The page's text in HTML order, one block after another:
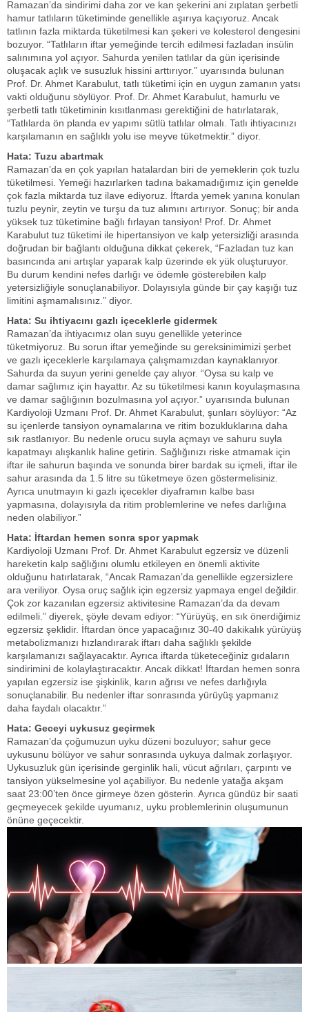
Ramazan’da sindirimi daha zor ve kan şekerini ani zıplatan şerbetli
hamur tatlıların tüketiminde genellikle aşırıya kaçıyoruz. Ancak
tatlının fazla miktarda tüketilmesi kan şekeri ve kolesterol dengesini
bozuyor. “Tatlıların iftar yemeğinde tercih edilmesi fazladan insülin
salınımına yol açıyor. Sahurda yenilen tatlılar da gün içerisinde
oluşacak açlık ve susuzluk hissini arttırıyor.” uyarısında bulunan
Prof. Dr. Ahmet Karabulut, tatlı tüketimi için en uygun zamanın yatsı
vakti olduğunu söylüyor. Prof. Dr. Ahmet Karabulut, hamurlu ve
şerbetli tatlı tüketiminin kısıtlanması gerektiğini de hatırlatarak,
“Tatlılarda ön planda ev yapımı sütlü tatlılar olmalı. Tatlı ihtiyacınızı
karşılamanın en sağlıklı yolu ise meyve tüketmektir.” diyor.
Hata: Tuzu abartmak
Ramazan’da en çok yapılan hatalardan biri de yemeklerin çok tuzlu
tüketilmesi. Yemeği hazırlarken tadına bakamadığımız için genelde
çok fazla miktarda tuz ilave ediyoruz. İftarda yemek yanına konulan
tuzlu peynir, zeytin ve turşu da tuz alımını artırıyor. Sonuç; bir anda
yüksek tuz tüketimine bağlı fırlayan tansiyon! Prof. Dr. Ahmet
Karabulut tuz tüketimi ile hipertansiyon ve kalp yetersizliği arasında
doğrudan bir bağlantı olduğuna dikkat çekerek, “Fazladan tuz kan
basıncında ani artışlar yaparak kalp üzerinde ek yük oluşturuyor.
Bu durum kendini nefes darlığı ve ödemle gösterebilen kalp
yetersizliğiyle sonuçlanabiliyor. Dolayısıyla günde bir çay kaşığı tuz
limitini aşmamalısınız.” diyor.
Hata: Su ihtiyacını gazlı içeceklerle gidermek
Ramazan’da ihtiyacımız olan suyu genellikle yeterince
tüketmiyoruz. Bu sorun iftar yemeğinde su gereksinimimizi şerbet
ve gazlı içeceklerle karşılamaya çalışmamızdan kaynaklanıyor.
Sahurda da suyun yerini genelde çay alıyor. “Oysa su kalp ve
damar sağlımız için hayattır. Az su tüketilmesi kanın koyulaşmasına
ve damar sağlığının bozulmasına yol açıyor.” uyarısında bulunan
Kardiyoloji Uzmanı Prof. Dr. Ahmet Karabulut, şunları söylüyor: “Az
su içenlerde tansiyon oynamalarına ve ritim bozukluklarına daha
sık rastlanıyor. Bu nedenle orucu suyla açmayı ve sahuru suyla
kapatmayı alışkanlık haline getirin. Sağlığınızı riske atmamak için
iftar ile sahurun başında ve sonunda birer bardak su içmeli, iftar ile
sahur arasında da 1.5 litre su tüketmeye özen göstermelisiniz.
Ayrıca unutmayın ki gazlı içecekler diyaframın kalbe bası
yapmasına, dolayısıyla da ritim problemlerine ve nefes darlığına
neden olabiliyor.”
Hata: İftardan hemen sonra spor yapmak
Kardiyoloji Uzmanı Prof. Dr. Ahmet Karabulut egzersiz ve düzenli
hareketin kalp sağlığını olumlu etkileyen en önemli aktivite
olduğunu hatırlatarak, “Ancak Ramazan’da genellikle egzersizlere
ara veriliyor. Oysa oruç sağlık için egzersiz yapmaya engel değildir.
Çok zor kazanılan egzersiz aktivitesine Ramazan’da da devam
edilmeli.” diyerek, şöyle devam ediyor: “Yürüyüş, en sık önerdiğimiz
egzersiz şeklidir. İftardan önce yapacağınız 30-40 dakikalık yürüyüş
metabolizmanızı hızlandırarak iftarı daha sağlıklı şekilde
karşılamanızı sağlayacaktır. Ayrıca iftarda tüketeceğiniz gıdaların
sindirimini de kolaylaştıracaktır. Ancak dikkat! İftardan hemen sonra
yapılan egzersiz ise şişkinlik, karın ağrısı ve nefes darlığıyla
sonuçlanabilir. Bu nedenler iftar sonrasında yürüyüş yapmanız
daha faydalı olacaktır.”
Hata: Geceyi uykusuz geçirmek
Ramazan’da çoğumuzun uyku düzeni bozuluyor; sahur gece
uykusunu bölüyor ve sahur sonrasında uykuya dalmak zorlaşıyor.
Uykusuzluk gün içerisinde gerginlik hali, vücut ağrıları, çarpıntı ve
tansiyon yükselmesine yol açabiliyor. Bu nedenle yatağa akşam
saat 23:00’ten önce girmeye özen gösterin. Ayrıca gündüz bir saati
geçmeyecek şekilde uyumanız, uyku problemlerinin oluşumunun
önüne geçecektir.